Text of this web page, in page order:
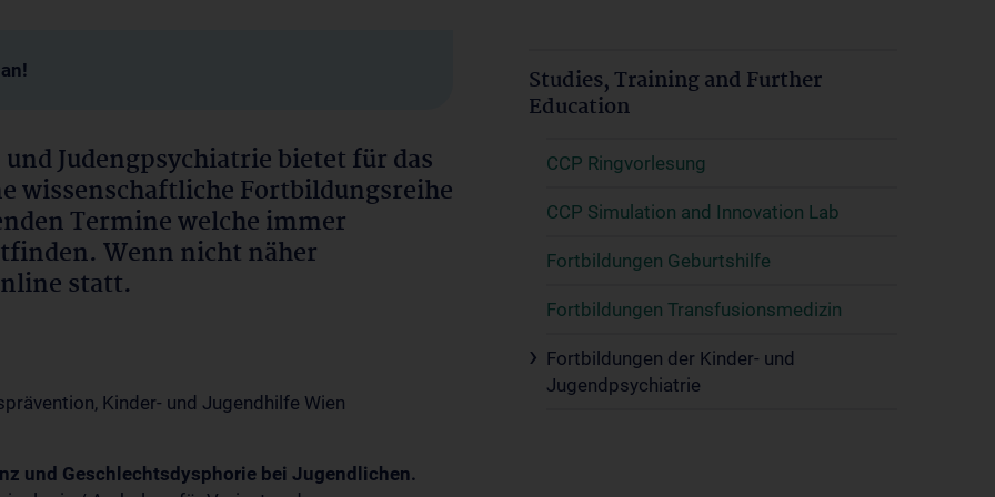
Judengpsychiatrie bietet für das
wissenschaftliche Fortbildungsreihe
Termine welche immer
Wenn nicht näher
statt.
Kinder- und Jugendhilfe Wien
und Geschlechtsdysphorie bei Jugendlichen.
Studies, Training and Further
Education
CCP Ringvorlesung
CCP Simulation and Innovation Lab
Fortbildungen Geburtshilfe
Fortbildungen Transfusionsmedizin
Fortbildungen der Kinder- und
Jugendpsychiatrie